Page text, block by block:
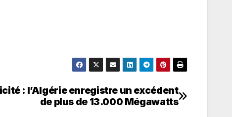
: l’Algérie enregistre un excédent
de plus de 13.000 Mégawatts